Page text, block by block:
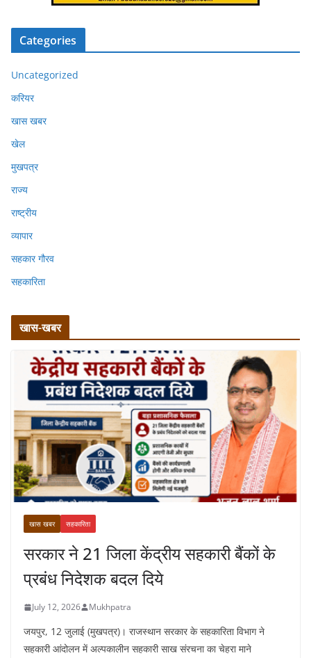
Categories
Uncategorized
करियर
खास खबर
खेल
मुखपत्र
राज्य
राष्ट्रीय
व्यापार
सहकार गौरव
सहकारिता
खास-खबर
खास खबर सहकारिता
सरकार ने 21 जिला केंद्रीय सहकारी बैंकों के
प्रबंध निदेशक बदल दिये
July 12, 2026 Mukhpatra
जयपुर, 12 जुलाई (मुखपत्र)। राजस्थान सरकार के सहकारिता विभाग ने
सहकारी आंदोलन में अल्पकालीन सहकारी साख संरचना का चेहरा माने